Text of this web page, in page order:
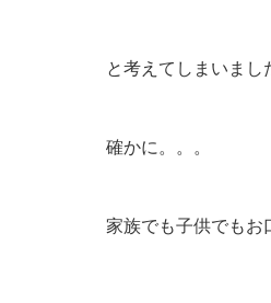
と考えてしまいまし
確かに。。。
家族でも子供でもお